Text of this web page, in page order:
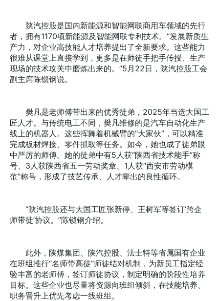
陕汽控股是国内新能源和智能网联商用车领域的先行
者，拥有1170项新能源及智能网联专利技术。“发展新质生
产力，对企业高技能人才培养提出了全新要求。这些能力
很难从课堂上直接学到，更多是在师徒手把手传授、生产
现场的技术攻关中磨炼出来的。”5月22日，陕汽控股工会
副主席陈锁钢说。
樊凡是老师傅带出来的优秀徒弟，2025年当选大国工
匠人才。与传统电工不同，樊凡维修的是汽车自动化生产
线上的机器人。这些挥舞着机械臂的“大家伙”，可以精准
完成板材焊接、零件抓取等任务。如今，她也成了徒弟眼
中严厉的师傅。她的徒弟中有5人获“陕西省技术能手”称
号、3人获陕西省五一劳动奖章、1人获“西安市劳动模
范”称号，形成了技艺传承、人才辈出的良性循环。
“陕汽控股还与大国工匠张新停、王树军等签订‘跨企
师带徒’协议。”陈锁钢介绍。
此外，陕煤集团、陕汽控股、法士特等省属国有企业
在班组推行“名师带高徒”师徒结对机制，为新员工指定经
验丰富的老师傅，签订师徒协议，制定明确的阶段性培养
目标。这些企业也尽量将资源向班组倾斜，在技能培养、
职务晋升上优先考虑一线班组。